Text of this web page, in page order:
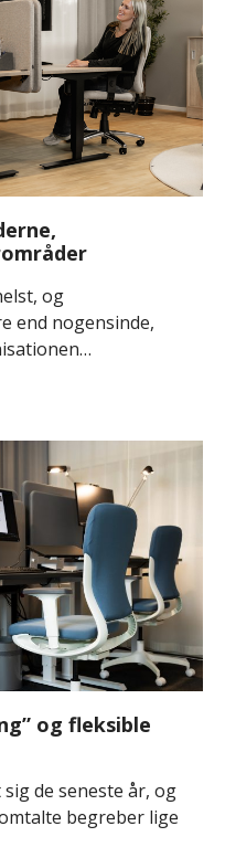
og
end nogensinde,
og fleksible
de seneste år, og
begreber lige